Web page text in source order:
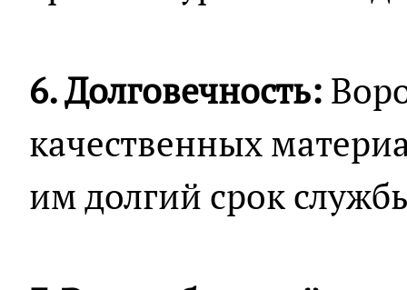
6. Долговечность:
качественных
им долгий срок